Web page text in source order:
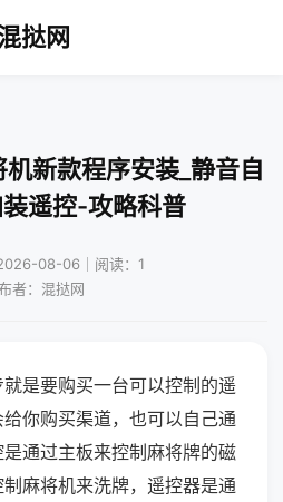
挞网
新款程序安装_静音自
遥控-攻略科普
08-06｜阅读：1
者：混挞网
是要购买一台可以控制的遥
你购买渠道，也可以自己通
通过主板来控制麻将牌的磁
麻将机来洗牌，遥控器是通